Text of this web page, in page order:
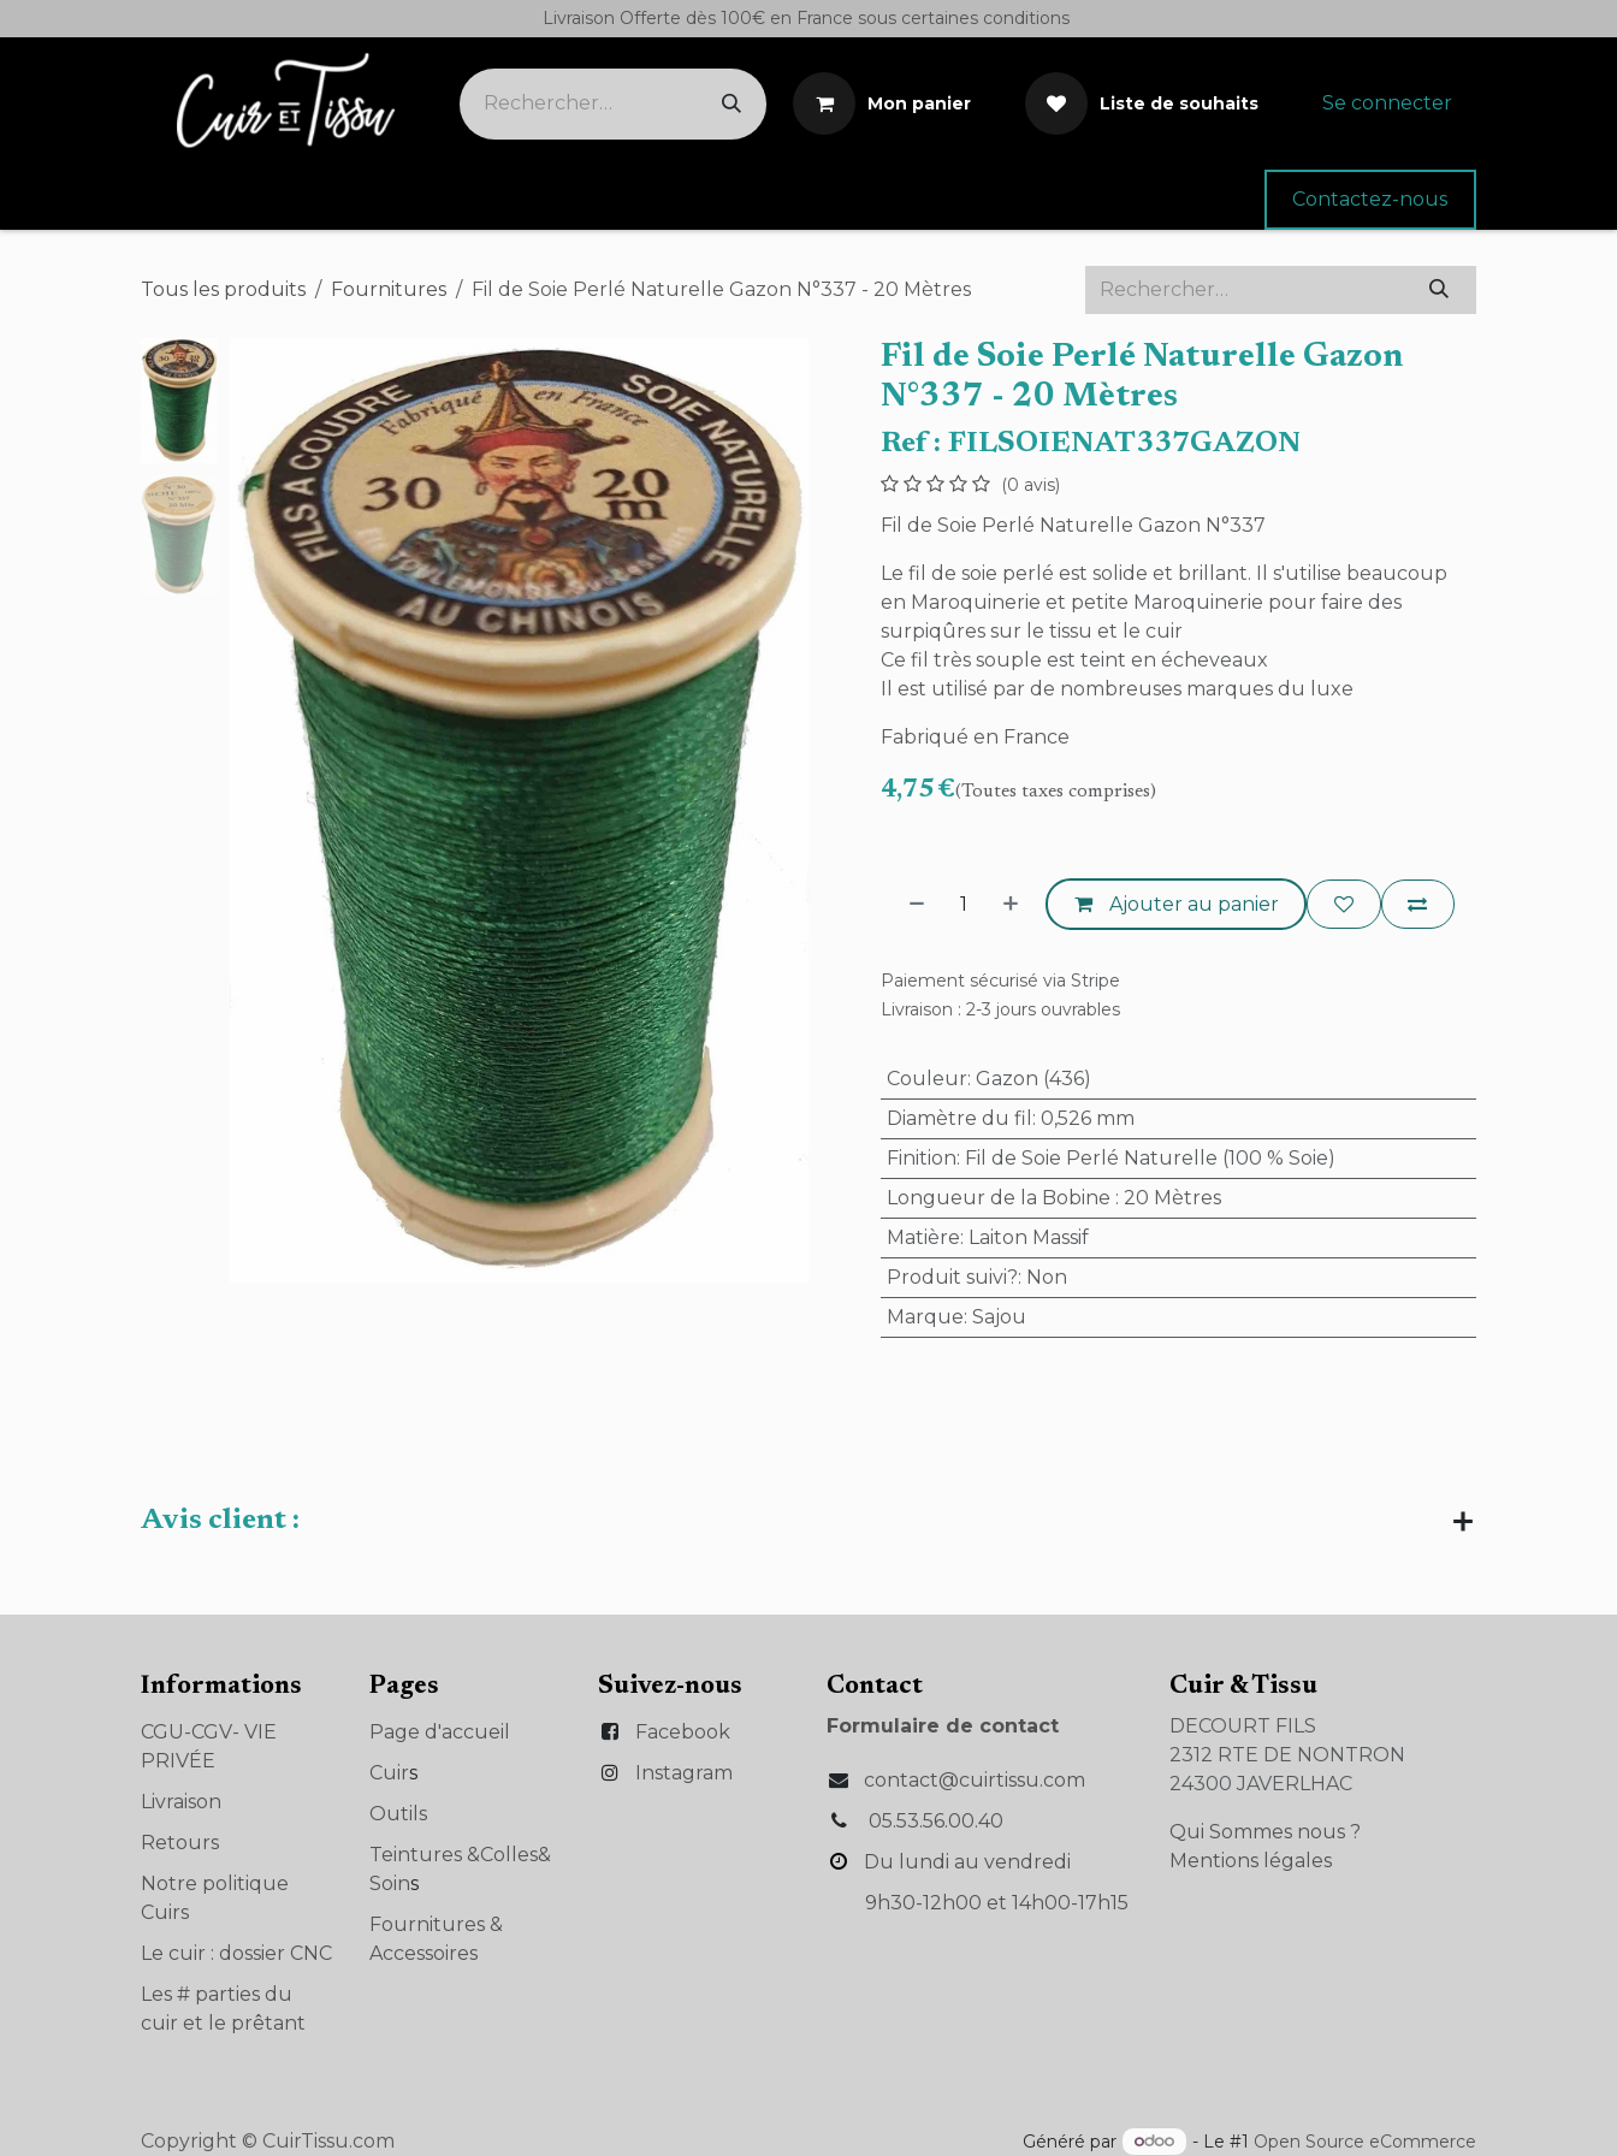
Livraison Offerte dès 100€ en France sous certaines conditions
Mon panier Liste de souhaits Se connecter
Contactez-nous
Tous les produits Fournitures Fil de Soie Perlé Naturelle Gazon N°337 - 20 Mètres
Fil de Soie Perlé Naturelle Gazon
N°337 - 20 Mètres
Ref : FILSOIENAT337GAZON
(0 avis)
Fil de Soie Perlé Naturelle Gazon N°337
Le fil de soie perlé est solide et brillant. Il s'utilise beaucoup
en Maroquinerie et petite Maroquinerie pour faire des
surpiqûres sur le tissu et le cuir
Ce fil très souple est teint en écheveaux
Il est utilisé par de nombreuses marques du luxe
Fabriqué en France
4,75€(Toutes taxes comprises)
Ajouter au panier
Paiement sécurisé via Stripe
Livraison : 2-3 jours ouvrables
Couleur: Gazon (436)
Diamètre du fil : 0,526 mm
Finition: Fil de Soie Perlé Naturelle (100 % Soie)
Longueur de la Bobine : 20 Mètres
Matière: Laiton Massif
Produit suivi?: Non
Marque: Sajou
Avis client :
Informations
CGU-CGV- VIE
PRIVÉE
Livraison
Retours
Notre politique
Cuirs
Le cuir : dossier CNC
Les # parties du
cuir et le prêtant
Pages
Page d'accueil
Cuirs
Outils
Teintures &Colles&
Soins
Fournitures &
Accessoires
Suivez-nous
Facebook
Instagram
Con​tact
Formulaire de contact
contact@cuirtissu.com
05.53.56.00.40
Du lundi au vendredi
9h30-12h00 et 14h00-17h15
Cuir & Tissu
DECOURT FILS
2312 RTE DE NONTRON
24300 JAVERLHAC
Qui Sommes nous ?
Mentions légales
Copyright © CuirTissu.com Généré par - Le #1 Open Source eCommerce